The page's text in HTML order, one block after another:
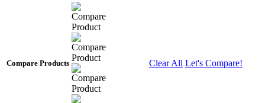
Compare Products Clear All Let's Compare!